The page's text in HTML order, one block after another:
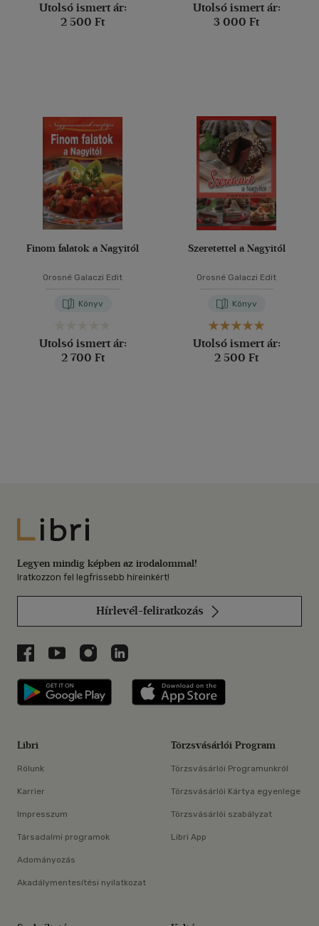
Utolsó ismert ár:
2 500 Ft
Utolsó ismert ár:
3 000 Ft
Finom falatok a Nagyitól
Orosné Galaczi Edit
Könyv
Utolsó ismert ár:
2 700 Ft
Szeretettel a Nagyitól
Orosné Galaczi Edit
Könyv
Utolsó ismert ár:
2 500 Ft
Libri
Legyen mindig képben az irodalommal!
Iratkozzon fel legfrissebb híreinkért!
Hírlevél-feliratkozás
Libri a Facebookon
Libri a Youtube-on
Libri az Instagramon
Libri a LinkedInen
Libri applikáció Szerezd meg: Google
Libri
Rólunk
Karrier
Impresszum
Társadalmi programok
Adományozás
Akadálymentesítési nyilatkozat
Törzsvásárlói Program
Törzsvásárlói Programunkról
Törzsvásárlói Kártya egyenlege
Törzsvásárlói szabályzat
Libri App